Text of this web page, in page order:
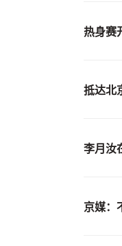
热身赛
抵达北
李月汝
京媒：